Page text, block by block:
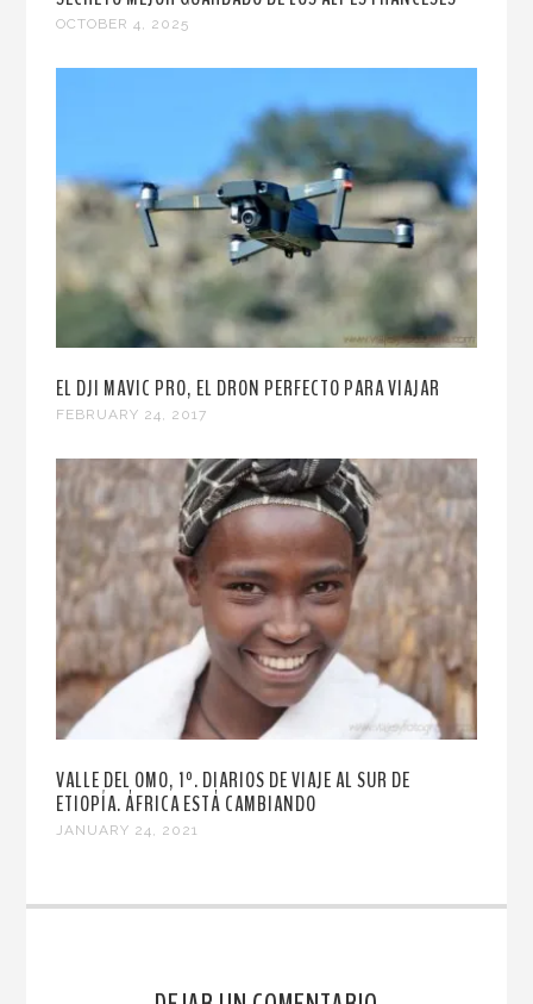
OCTOBER 4, 2025
EL DJI MAVIC PRO, EL DRON PERFECTO PARA VIAJAR
FEBRUARY 24, 2017
VALLE DEL OMO, 1º. DIARIOS DE VIAJE AL SUR DE
ETIOPÍA. ÁFRICA ESTÁ CAMBIANDO
JANUARY 24, 2021